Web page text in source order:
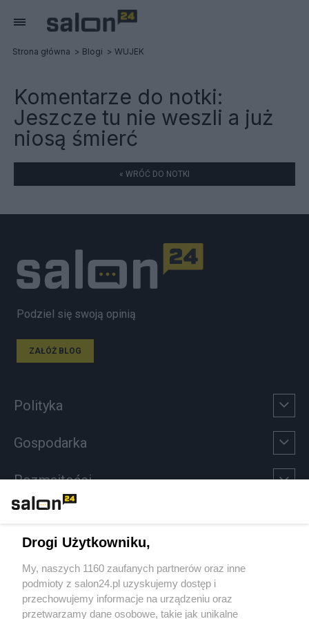
Strona główna Blogi WUJEK
Komentarze do notki:
Jeszcze tu nie weszli a już
niosą śmierć
« WRÓĆ DO NOTKI
Podziel się swoją opinią
ZAŁÓŻ BLOG
Polityka
Gospodarka
Rozmaitości
Sport
Społeczeństwo
Drogi Użytkowniku,
My, naszych 1160 zaufanych partnerów oraz inne
podmioty z salon24.pl uzyskujemy dostęp i
przechowujemy informacje na urządzeniu oraz
przetwarzamy dane osobowe, takie jak unikalne